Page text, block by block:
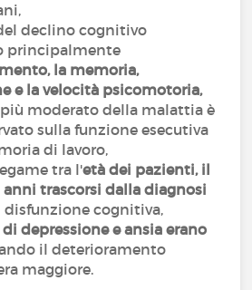
declino cognitivo
principalmente
la memoria,
e la velocità psicomotoria,
moderato della malattia è
sulla funzione esecutiva
di lavoro,
tra l'età dei pazienti, il
trascorsi dalla diagnosi
disfunzione cognitiva,
depressione e ansia erano
il deterioramento
maggiore.